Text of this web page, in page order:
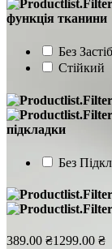
функція тканини
Без
Стійкий
підкладки
Без
389.00 ₴1299.00 ₴